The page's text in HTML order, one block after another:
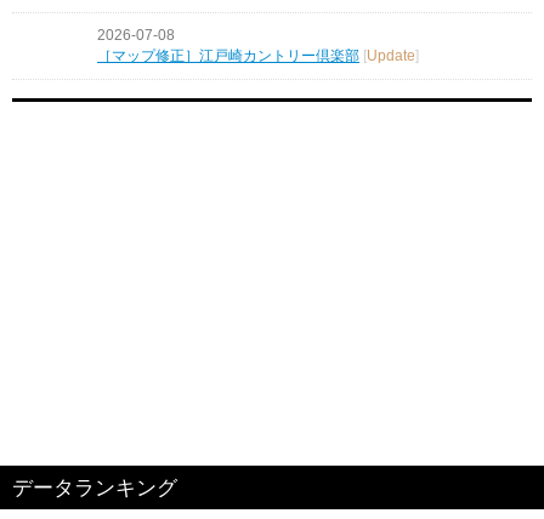
2026-07-08
［マップ修正］江戸崎カントリー倶楽部 Update
データランキング